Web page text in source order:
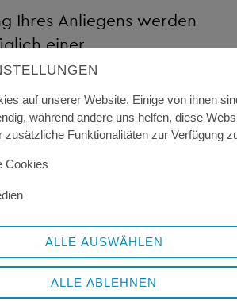
Ihres Anliegens werden
einer
bei Ihnen melden.
zum Onlineformular)
auf unserer Website. Einige von ihnen
während andere uns helfen, diese
zusätzliche Funktionalitäten zur Verfügung
Cookies
ALLE AUSWÄHLEN
ALLE ABLEHNEN